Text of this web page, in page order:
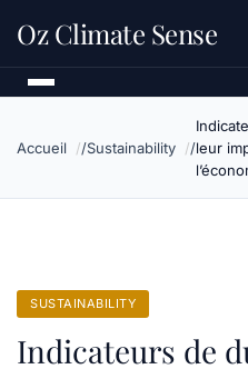
Oz Climate Sense
Accueil Sustainability
leur
SUSTAINABILITY
Indicateurs de